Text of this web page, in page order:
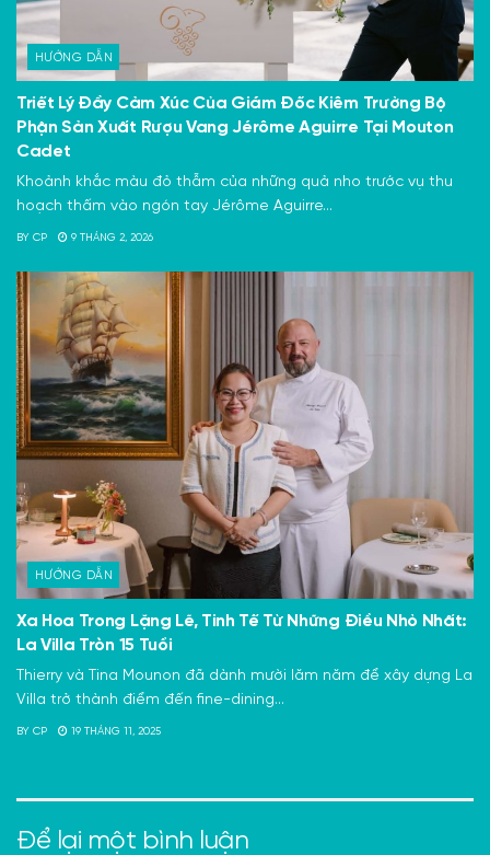
HƯỚNG DẪN
Triết Lý Đầy Cảm Xúc Của Giám Đốc Kiêm Trưởng Bộ
Phận Sản Xuất Rượu Vang Jérôme Aguirre Tại Mouton
Cadet
Khoảnh khắc màu đỏ thẫm của những quả nho trước vụ thu
hoạch thấm vào ngón tay Jérôme Aguirre...
BY CP 9 THÁNG 2, 2026
HƯỚNG DẪN
Xa Hoa Trong Lặng Lẽ, Tinh Tế Từ Những Điều Nhỏ Nhất:
La Villa Tròn 15 Tuổi
Thierry và Tina Mounon đã dành mười lăm năm để xây dựng La
Villa trở thành điểm đến fine-dining...
BY CP 19 THÁNG 11, 2025
Để lại một bình luận